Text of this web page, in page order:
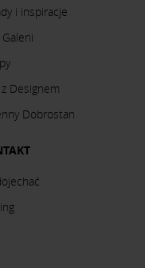
i inspiracje
Galerii
Designem
Dobrostan